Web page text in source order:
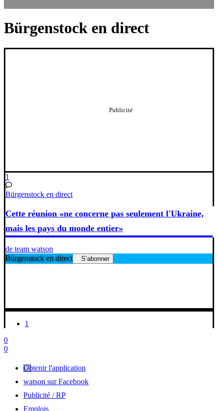
Bürgenstock en direct
1
Bürgenstock en direct
Cette réunion «ne concerne pas seulement l'Ukraine,
mais les pays du monde entier»
de team watson
Bürgenstock en direct
S’abonner
1
0
0
Obtenir l'application
watson sur Facebook
Publicité / RP
Emplois